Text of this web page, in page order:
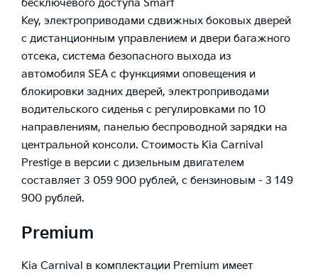
бесключевого доступа Smart
Key, электроприводами сдвижных боковых дверей
с дистанционным управлением и двери багажного
отсека, система безопасного выхода из
автомобиля SEA с функциями оповещения и
блокировки задних дверей, электроприводами
водительского сиденья с регулировками по 10
направлениям, панелью беспроводной зарядки на
центральной консоли. Стоимость Kia Carnival
Prestige в версии с дизельным двигателем
составляет 3 059 900 рублей, с бензиновым - 3 149
900 рублей.
Premium
Kia Carnival в комплектации Premium имеет